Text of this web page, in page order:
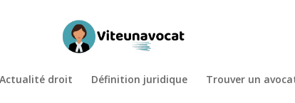
Actualité droit Définition juridique Trouver un